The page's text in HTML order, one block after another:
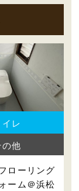
イレ
の他
ローリング
ーム＠浜松